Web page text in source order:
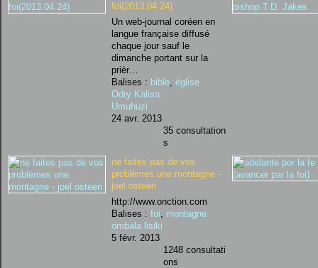
foi(2013.04.24)
Un web-journal coréen en
langue française diffusé
chaque jour sauf le
dimanche portant sur la
prièr…
Balises : bible, église
Odry Kalisa
Umuhuzi
24 avr. 2013
35 consultation
s
ne faites pas de vos
problèmes une montagne -
joel osteen
http://www.onction.com
Balises : foi, montagne
ombala lisiki
5 févr. 2013
1248 consultati
ons